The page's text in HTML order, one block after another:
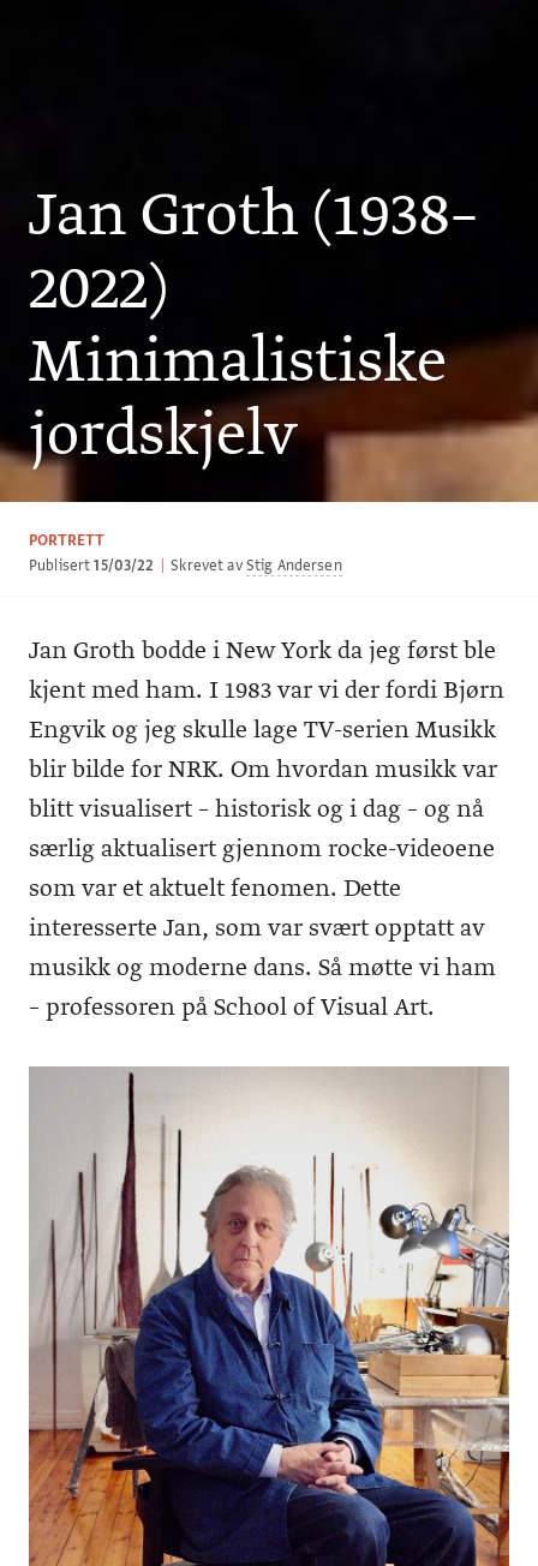
Jan Groth (1938–
2022)
Minimalistiske
jordskjelv
PORTRETT
Publisert15/03/22 Skrevet avStig Andersen
Jan Groth bodde i New York da jeg først ble
kjent med ham. I 1983 var vi der fordi Bjørn
Engvik og jeg skulle lage TV-serien Musikk
blir bilde for NRK. Om hvordan musikk var
blitt visualisert – historisk og i dag – og nå
særlig aktualisert gjennom rocke-videoene
som var et aktuelt fenomen. Dette
interesserte Jan, som var svært opptatt av
musikk og moderne dans. Så møtte vi ham
– professoren på School of Visual Art.